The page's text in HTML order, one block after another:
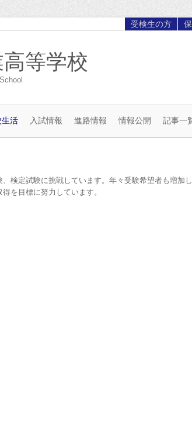
受検生の方
等学校
生活 入試情報 進路情報 情報公開 記事一
検定試験に挑戦しています。年々受験希望者も増加
を目標に努力しています。